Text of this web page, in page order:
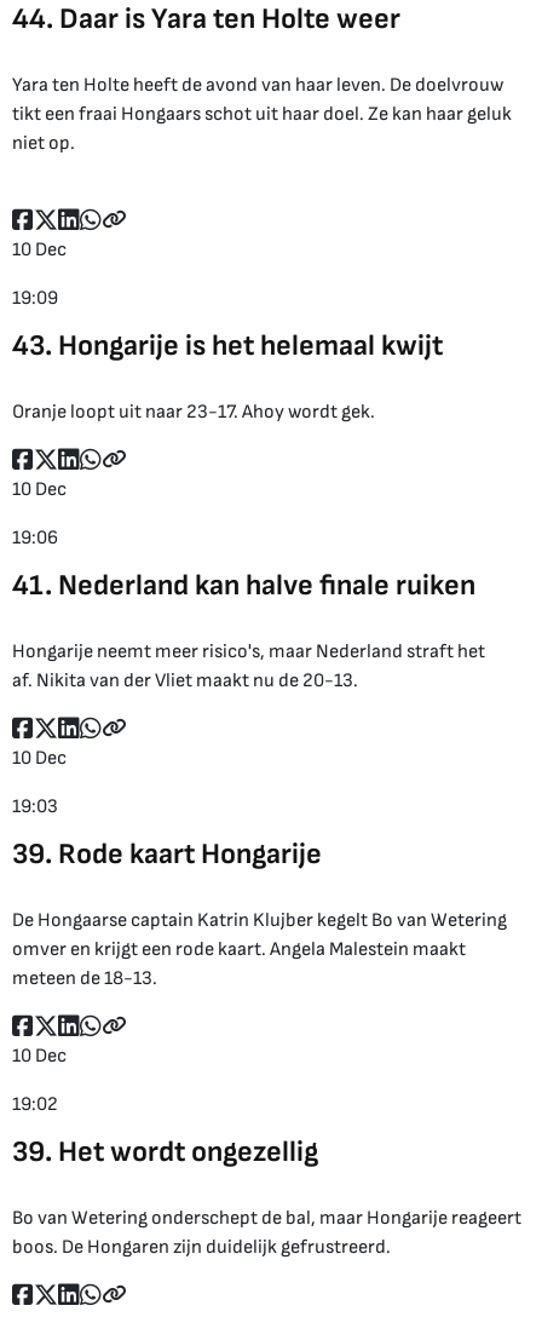
44. Daar is Yara ten Holte weer
Yara ten Holte heeft de avond van haar leven. De doelvrouw
tikt een fraai Hongaars schot uit haar doel. Ze kan haar geluk
niet op.
10 Dec
19:09
43. Hongarije is het helemaal kwijt
Oranje loopt uit naar 23-17. Ahoy wordt gek.
10 Dec
19:06
41. Nederland kan halve finale ruiken
Hongarije neemt meer risico's, maar Nederland straft het
af. Nikita van der Vliet maakt nu de 20-13.
10 Dec
19:03
39. Rode kaart Hongarije
De Hongaarse captain Katrin Klujber kegelt Bo van Wetering
omver en krijgt een rode kaart. Angela Malestein maakt
meteen de 18-13.
10 Dec
19:02
39. Het wordt ongezellig
Bo van Wetering onderschept de bal, maar Hongarije reageert
boos. De Hongaren zijn duidelijk gefrustreerd.